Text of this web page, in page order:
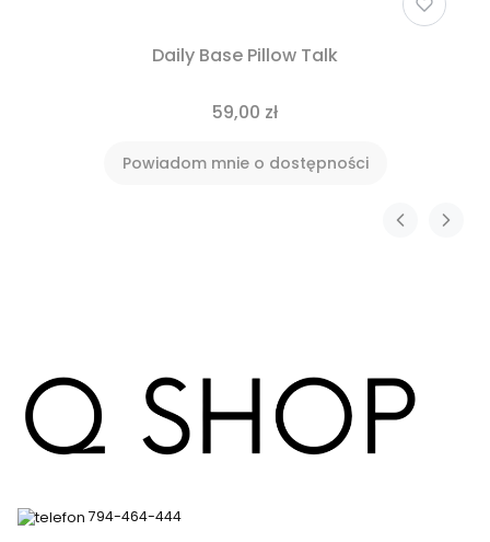
Daily Base Pillow Talk
59,00 zł
Powiadom mnie o dostępności
794-464-444